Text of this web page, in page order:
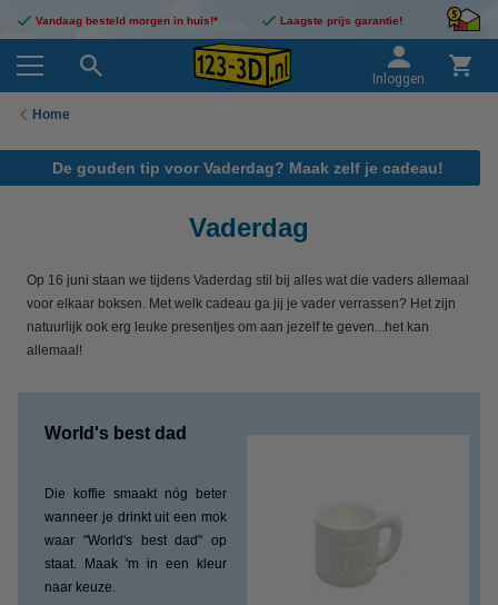
Vandaag besteld morgen in huis!* Laagste prijs garantie!
Inloggen
Home
De gouden tip voor Vaderdag? Maak zelf je cadeau!
Vaderdag
Op 16 juni staan we tijdens Vaderdag stil bij alles wat die vaders allemaal
voor elkaar boksen. Met welk cadeau ga jij je vader verrassen? Het zijn
natuurlijk ook erg leuke presentjes om aan jezelf te geven...het kan
allemaal!
World's best dad
Die koffie smaakt nóg beter
wanneer je drinkt uit een mok
waar "World's best dad" op
staat. Maak 'm in een kleur
naar keuze.